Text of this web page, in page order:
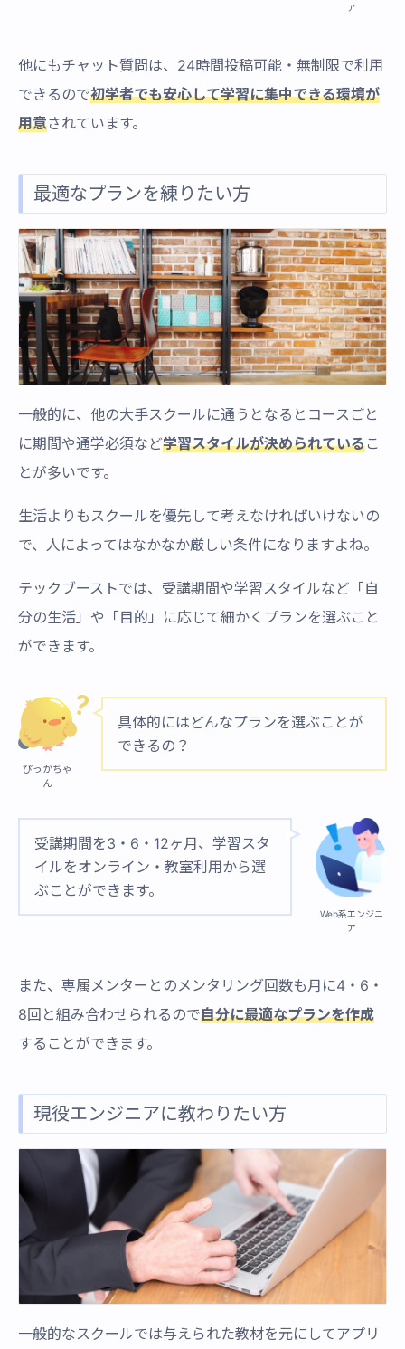
ア
他にもチャット質問は、24時間投稿可能・無制限で利用
できるので初学者でも安心して学習に集中できる環境が
用意されています。
最適なプランを練りたい方
一般的に、他の大手スクールに通うとなるとコースごと
に期間や通学必須など学習スタイルが決められているこ
とが多いです。
生活よりもスクールを優先して考えなければいけないの
で、人によってはなかなか厳しい条件になりますよね。
テックブーストでは、受講期間や学習スタイルなど「自
分の生活」や「目的」に応じて細かくプランを選ぶこと
ができます。
ぴっかちゃ
ん
具体的にはどんなプランを選ぶことが
できるの？
受講期間を3・6・12ヶ月、学習スタ
イルをオンライン・教室利用から選
ぶことができます。
Web系エンジニ
ア
また、専属メンターとのメンタリング回数も月に4・6・
8回と組み合わせられるので自分に最適なプランを作成
することができます。
現役エンジニアに教わりたい方
一般的なスクールでは与えられた教材を元にしてアプリ